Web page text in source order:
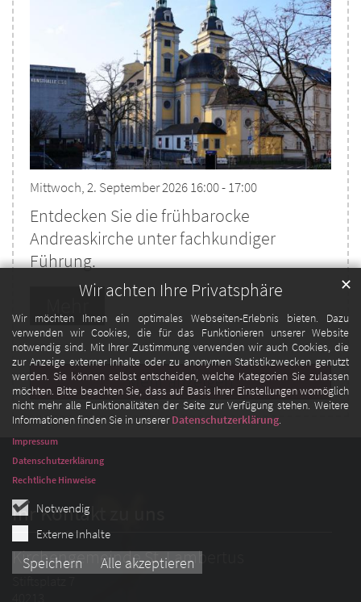
Wir achten Ihre Privatsphäre
Wir möchten Ihnen ein optimales Webseiten-Erlebnis bieten. Dazu
verwenden wir Cookies, die für das Funktionieren unserer Website
notwendig sind. Mit Ihrer Zustimmung verwenden wir auch Cookies, die
zur Anzeige externer Inhalte oder zu anonymen Statistikzwecken genutzt
werden. Sie können selbst entscheiden, welche Kategorien Sie zulassen
möchten. Bitte beachten Sie, dass auf Basis Ihrer Einstellungen womöglich
nicht mehr alle Funktionalitäten der Seite zur Verfügung stehen. Weitere
Informationen finden Sie in unsererDatenschutzerklärung.
Notwendig
Externe Inhalte
Speichern Alle akzeptieren
✕
Impressum
Datenschutzerklärung
Rechtliche Hinweise
Mittwoch, 2. September 2026 16:00 - 17:00
Entdecken Sie die frühbarocke
Andreaskirche unter fachkundiger
Führung.
Mehr
Mehr anzeigen
Ihr Kontakt zu uns
Kirchengemeinde St. Lambertus